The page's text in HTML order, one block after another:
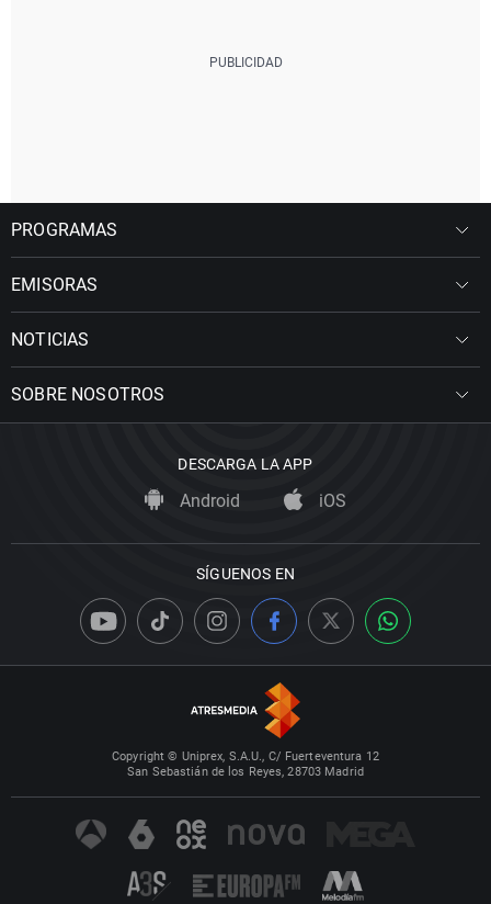
PROGRAMAS
EMISORAS
NOTICIAS
SOBRE NOSOTROS
DESCARGA LA APP
Android iOS
SÍGUENOS EN
Copyright © Uniprex, S.A.U., C/ Fuerteventura 12
San Sebastián de los Reyes, 28703 Madrid